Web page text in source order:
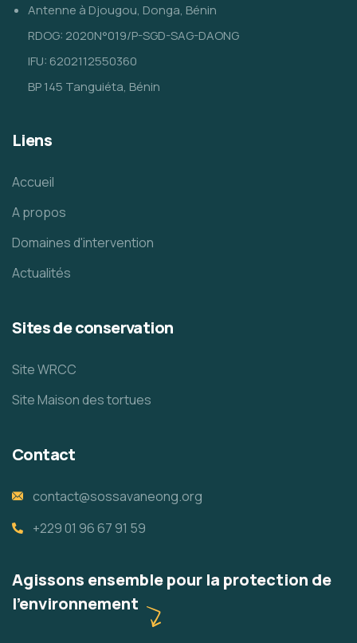
Antenne à Djougou, Donga, Bénin
RDOG: 2020N°019/P-SGD-SAG-DAONG
IFU: 6202112550360
BP 145 Tanguiéta, Bénin
Liens
Accueil
A propos
Domaines d'intervention
Actualités
Sites de conservation
Site WRCC
Site Maison des tortues
Contact
contact@sossavaneong.org
+229 01 96 67 91 59
Agissons ensemble pour la protection de
l'environnement